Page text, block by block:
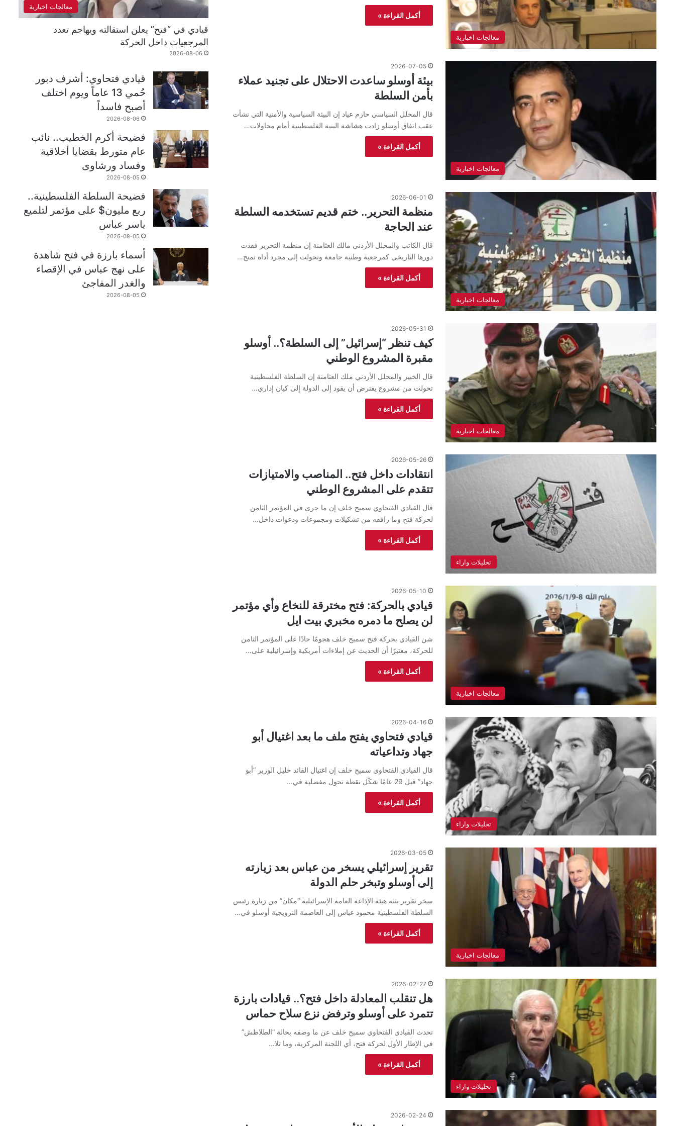
معالجات اخبارية
أكمل القراءة »
معالجات اخبارية
2026-07-05
بيئة أوسلو ساعدت الاحتلال على تجنيد عملاء
بأمن السلطة
قال المحلل السياسي حازم عياد إن البيئة السياسية والأمنية التي نشأت
عقب اتفاق أوسلو زادت هشاشة البنية الفلسطينية أمام محاولات…
أكمل القراءة »
معالجات اخبارية
2026-06-01
منظمة التحرير.. ختم قديم تستخدمه السلطة
عند الحاجة
قال الكاتب والمحلل الأردني مالك العثامنة إن منظمة التحرير فقدت
دورها التاريخي كمرجعية وطنية جامعة وتحولت إلى مجرد أداة تمنح…
أكمل القراءة »
معالجات اخبارية
2026-05-31
كيف تنظر “إسرائيل” إلى السلطة؟.. أوسلو
مقبرة المشروع الوطني
قال الخبير والمحلل الأردني ملك العثامنة إن السلطة الفلسطينية
تحولت من مشروع يفترض أن يقود إلى الدولة إلى كيان إداري…
أكمل القراءة »
تحليلات واراء
2026-05-26
انتقادات داخل فتح.. المناصب والامتيازات
تتقدم على المشروع الوطني
قال القيادي الفتحاوي سميح خلف إن ما جرى في المؤتمر الثامن
لحركة فتح وما رافقه من تشكيلات ومجموعات ودعوات داخل…
أكمل القراءة »
معالجات اخبارية
2026-05-10
قيادي بالحركة: فتح مخترقة للنخاع وأي مؤتمر
لن يصلح ما دمره مخبري بيت ايل
شن القيادي بحركة فتح سميح خلف هجومًا حادًا على المؤتمر الثامن
للحركة، معتبرًا أن الحديث عن إملاءات أمريكية وإسرائيلية على…
أكمل القراءة »
تحليلات واراء
2026-04-16
قيادي فتحاوي يفتح ملف ما بعد اغتيال أبو
جهاد وتداعياته
قال القيادي الفتحاوي سميح خلف إن اغتيال القائد خليل الوزير “أبو
جهاد” قبل 29 عامًا شكّل نقطة تحول مفصلية في…
أكمل القراءة »
معالجات اخبارية
2026-03-05
تقرير إسرائيلي يسخر من عباس بعد زيارته
إلى أوسلو وتبخر حلم الدولة
سخر تقرير بثته هيئة الإذاعة العامة الإسرائيلية “مكان” من زيارة رئيس
السلطة الفلسطينية محمود عباس إلى العاصمة النرويجية أوسلو في…
أكمل القراءة »
تحليلات واراء
2026-02-27
هل تنقلب المعادلة داخل فتح؟.. قيادات بارزة
تتمرد على أوسلو وترفض نزع سلاح حماس
تحدث القيادي الفتحاوي سميح خلف عن ما وصفه بحالة “الطلاطش”
في الإطار الأول لحركة فتح، أي اللجنة المركزية، وما تلا…
أكمل القراءة »
2026-02-24
معالجات اخبارية
قيادي في “فتح” يعلن استقالته ويهاجم تعدد
المرجعيات داخل الحركة
2026-08-06
قيادي فتحاوي: أشرف دبور
حُمي 13 عاماً ويوم اختلف
أصبح فاسداً
2026-08-06
فضيحة أكرم الخطيب.. نائب
عام متورط بقضايا أخلاقية
وفساد ورشاوى
2026-08-05
فضيحة السلطة الفلسطينية..
ربع مليون$ على مؤتمر لتلميع
ياسر عباس
2026-08-05
أسماء بارزة في فتح شاهدة
على نهج عباس في الإقصاء
والغدر المفاجئ
2026-08-05